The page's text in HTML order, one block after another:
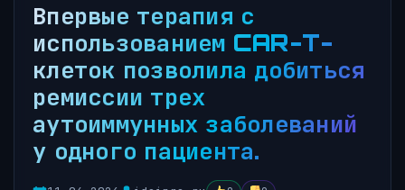
Впервые терапия с
использованием CAR-T-
клеток позволила добиться
ремиссии трех
аутоиммунных заболеваний
у одного пациента.